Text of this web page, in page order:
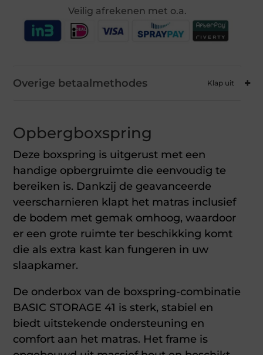
Veilig afrekenen met o.a.
Overige betaalmethodes
Opbergboxspring
Deze boxspring is uitgerust met een
handige opbergruimte die eenvoudig te
bereiken is. Dankzij de geavanceerde
veerscharnieren klapt het matras inclusief
de bodem met gemak omhoog, waardoor
er een grote ruimte ter beschikking komt
die als extra kast kan fungeren in uw
slaapkamer.
De onderbox van de boxspring-combinatie
BASIC STORAGE 41 is sterk, stabiel en
biedt uitstekende ondersteuning en
comfort aan het matras. Het frame is